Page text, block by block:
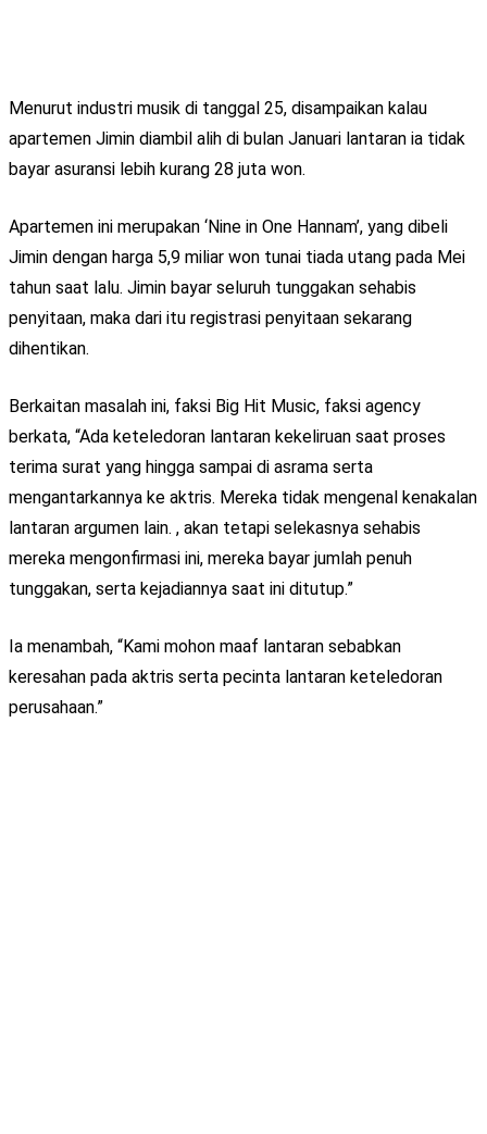
Menurut industri musik di tanggal 25, disampaikan kalau
apartemen Jimin diambil alih di bulan Januari lantaran ia tidak
bayar asuransi lebih kurang 28 juta won.
Apartemen ini merupakan ‘Nine in One Hannam’, yang dibeli
Jimin dengan harga 5,9 miliar won tunai tiada utang pada Mei
tahun saat lalu. Jimin bayar seluruh tunggakan sehabis
penyitaan, maka dari itu registrasi penyitaan sekarang
dihentikan.
Berkaitan masalah ini, faksi Big Hit Music, faksi agency
berkata, “Ada keteledoran lantaran kekeliruan saat proses
terima surat yang hingga sampai di asrama serta
mengantarkannya ke aktris. Mereka tidak mengenal kenakalan
lantaran argumen lain. , akan tetapi selekasnya sehabis
mereka mengonfirmasi ini, mereka bayar jumlah penuh
tunggakan, serta kejadiannya saat ini ditutup.”
Ia menambah, “Kami mohon maaf lantaran sebabkan
keresahan pada aktris serta pecinta lantaran keteledoran
perusahaan.”